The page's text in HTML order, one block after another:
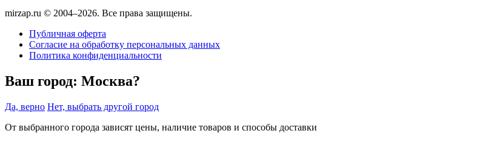
mirzap.ru © 2004–2026. Все права защищены.
Публичная оферта
Согласие на обработку персональных данных
Политика конфиденциальности
Ваш город: Москва?
Да, верно Нет, выбрать другой город
От выбранного города зависят цены, наличие товаров и способы доставки